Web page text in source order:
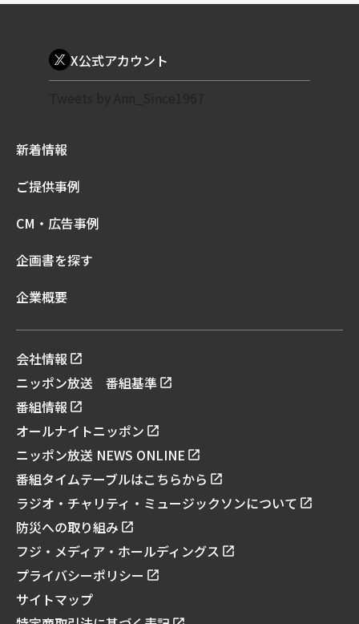
X公式アカウント
新着情報
ご提供事例
CM・広告事例
企画書を探す
企業概要
会社情報
ニッポン放送 番組基準
番組情報
オールナイトニッポン
ニッポン放送 NEWS ONLINE
番組タイムテーブルはこちらから
ラジオ・チャリティ・ミュージックソンについて
防災への取り組み
フジ・メディア・ホールディングス
プライバシーポリシー
サイトマップ